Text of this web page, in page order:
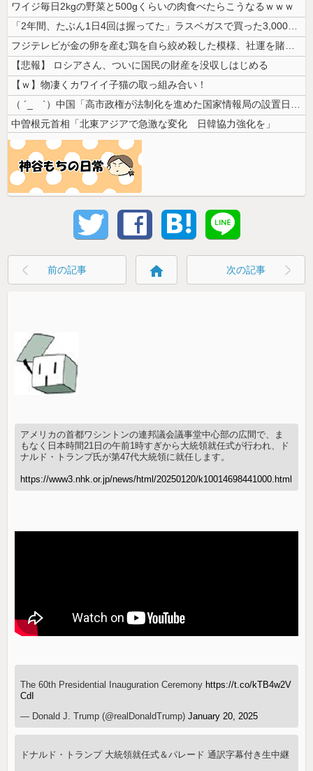
ワイジ毎日2kgの野菜と500gくらいの肉食べたらこうなるｗｗｗ
「2年間、たぶん1日4回は握ってた」ラスベガスで買った3,000円のキ...
フジテレビが金の卵を産む鶏を自ら絞め殺した模様、社運を賭けたドル箱コン...
【悲報】 ロシアさん、ついに国民の財産を没収しはじめる
【ｗ】物凄くカワイイ子猫の取っ組み合い！
（ ´_ゝ`）中国「高市政権が法制化を進めた国家情報局の設置日が7月3...
中曽根元首相「北東アジアで急激な変化 日韓協力強化を」
前の記事 home 次の記事
アメリカの首都ワシントンの連邦議会議事堂中心部の広間で、ま
もなく日本時間21日の午前1時すぎから大統領就任式が行われ、ド
ナルド・トランプ氏が第47代大統領に就任します。
https://www3.nhk.or.jp/news/html/20250120/k10014698441000.html
The 60th Presidential Inauguration Ceremony https://t.co/kTB4w2V
CdI
— Donald J. Trump (@realDonaldTrump)January 20, 2025
ドナルド・トランプ 大統領就任式＆パレード 通訳字幕付き生中継